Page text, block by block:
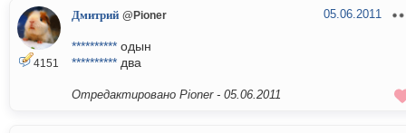
4151
Дмитрий @Pioner 05.06.2011
********** одын
********** два
Отредактировано Pioner - 05.06.2011